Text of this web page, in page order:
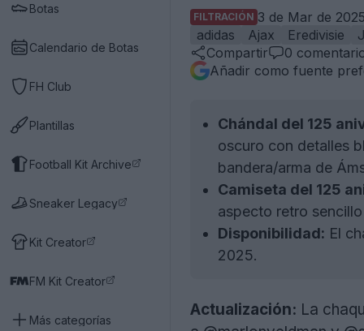
Botas
Calendario de Botas
FH Club
Plantillas
Football Kit Archive
Sneaker Legacy
Kit Creator
FM Kit Creator
Más categorías
FILTRACIÓN 3 de Mar de
adidas
Ajax Eredivisie
Compartir
0
Añadir como fuente
Chándal del 125
oscuro con detalles
bandera/arma de
Camiseta del 125
aspecto retro
Disponibilidad: El
2025.
Actualización: La